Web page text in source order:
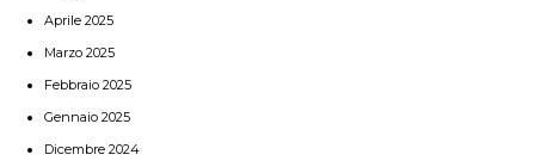
Aprile 2025
Marzo 2025
Febbraio 2025
Gennaio 2025
Dicembre 2024